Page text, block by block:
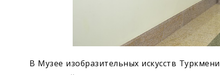
В Музее изобразительных искусств